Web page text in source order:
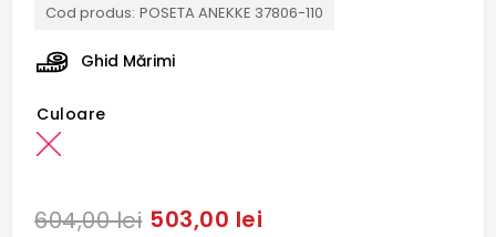
Cod produs: POSETA ANEKKE 37806-110
Ghid Mărimi
Culoare
604,00 lei 503,00 lei